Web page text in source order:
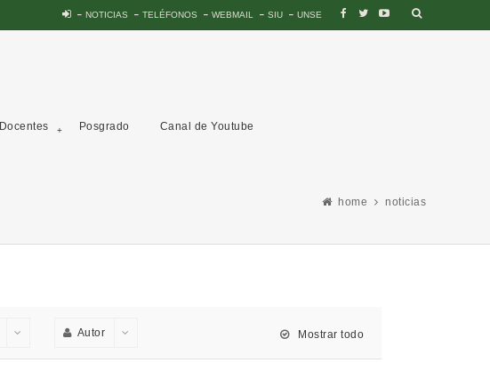
NOTICIAS TELÉFONOS WEBMAIL SIU UNSE
Docentes Posgrado Canal de Youtube
home noticias
Autor Mostrar todo